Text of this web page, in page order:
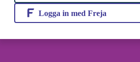
Logga in med Freja